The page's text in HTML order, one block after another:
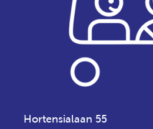
Hortensialaan 55